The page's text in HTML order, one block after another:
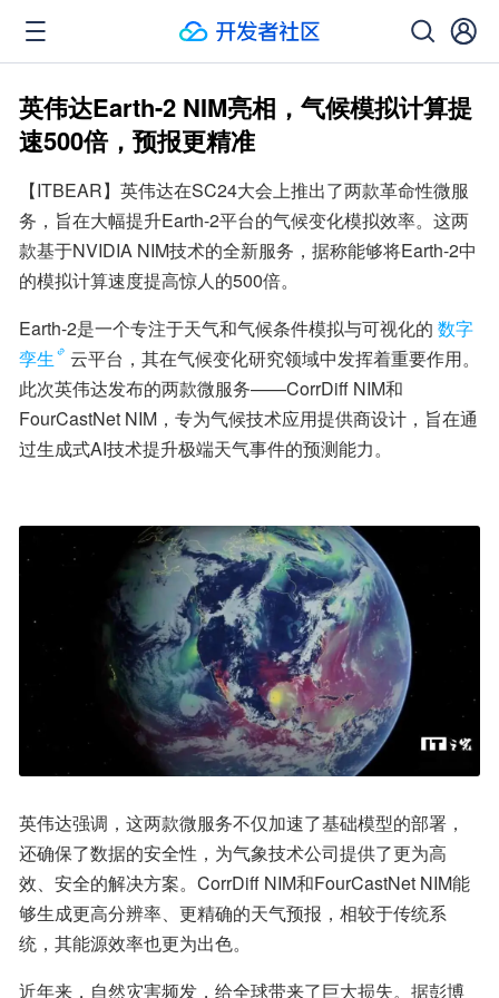
英伟达Earth-2 NIM亮相，气候模拟计算提
速500倍，预报更精准
【ITBEAR】英伟达在SC24大会上推出了两款革命性微服
务，旨在大幅提升Earth-2平台的气候变化模拟效率。这两
款基于NVIDIA NIM技术的全新服务，据称能够将Earth-2中
的模拟计算速度提高惊人的500倍。
Earth-2是一个专注于天气和气候条件模拟与可视化的 数字
孪生
云平台，其在气候变化研究领域中发挥着重要作用。
此次英伟达发布的两款微服务——CorrDiff NIM和
FourCastNet NIM，专为气候技术应用提供商设计，旨在通
过生成式AI技术提升极端天气事件的预测能力。
英伟达强调，这两款微服务不仅加速了基础模型的部署，
还确保了数据的安全性，为气象技术公司提供了更为高
效、安全的解决方案。CorrDiff NIM和FourCastNet NIM能
够生成更高分辨率、更精确的天气预报，相较于传统系
统，其能源效率也更为出色。
近年来，自然灾害频发，给全球带来了巨大损失。据彭博